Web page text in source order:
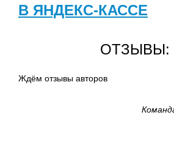
В ЯНДЕКС-КАССЕ
ОТЗЫВЫ:
Ждём отзывы авторов